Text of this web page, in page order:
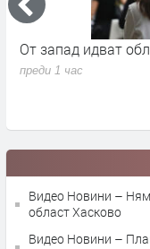
От запад идват
преди 1 час
Видео Новини –
област Хасково
Видео Новини –